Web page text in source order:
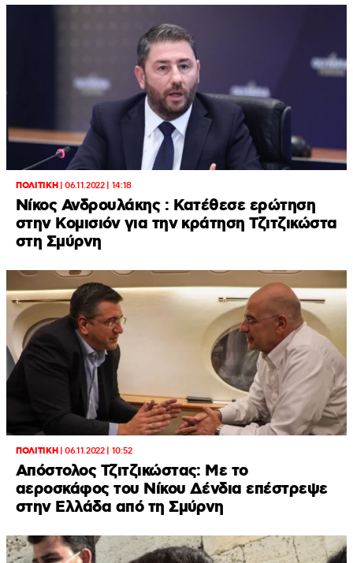
ΠΟΛΙΤΙΚΗ|06.11.2022 | 14:18
Νίκος Ανδρουλάκης : Κατέθεσε ερώτηση
στην Κομισιόν για την κράτηση Τζιτζικώστα
στη Σμύρνη
ΠΟΛΙΤΙΚΗ|06.11.2022 | 10:52
Απόστολος Τζιτζικώστας: Με το
αεροσκάφος του Νίκου Δένδια επέστρεψε
στην Ελλάδα από τη Σμύρνη